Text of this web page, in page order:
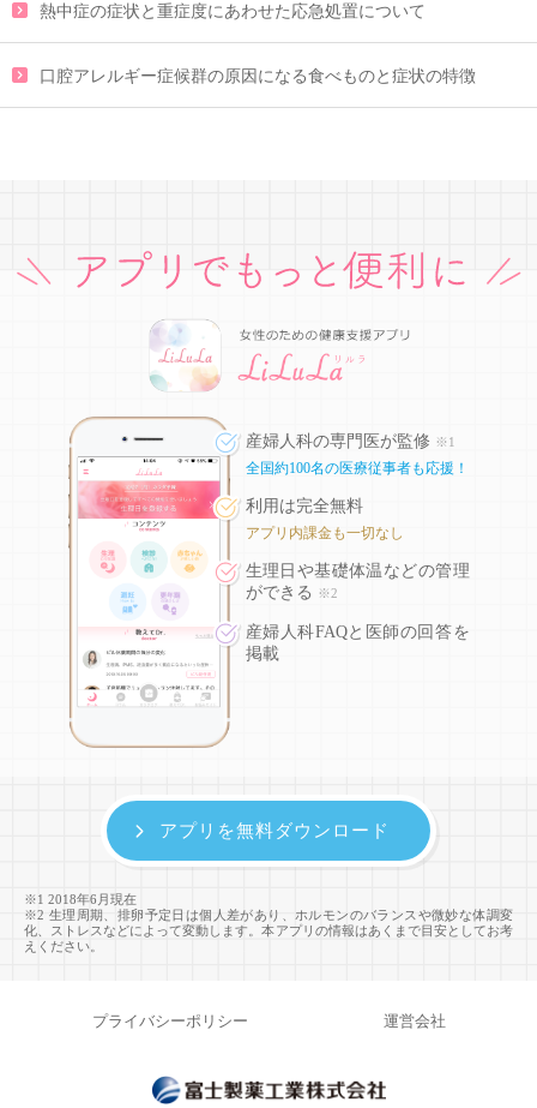
熱中症の症状と重症度にあわせた応急処置について
口腔アレルギー症候群の原因になる食べものと症状の特徴
産婦人科の専門医が監修 ※1
全国約100名の医療従事者も応援！
利用は完全無料
アプリ内課金も一切なし
生理日や基礎体温などの管理
ができる
※2
産婦人科FAQと医師の回答を
掲載
※1 2018年6月現在
※2 生理周期、排卵予定日は個人差があり、ホルモンのバランスや微妙な体調変
化、ストレスなどによって変動します。本アプリの情報はあくまで目安としてお考
えください。
アプリを無料ダウンロード
プライバシーポリシー 運営会社